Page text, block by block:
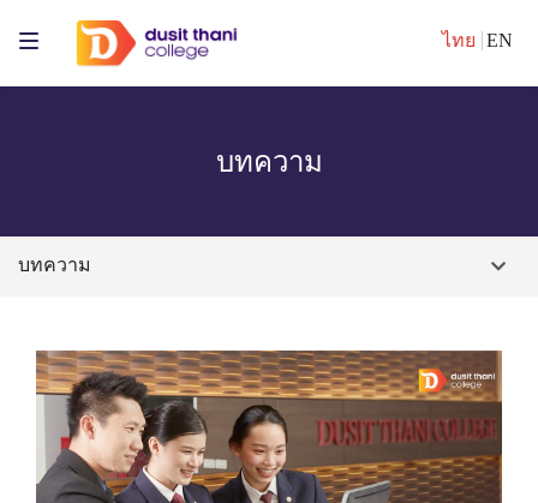
ไทย EN
บทความ
บทความ